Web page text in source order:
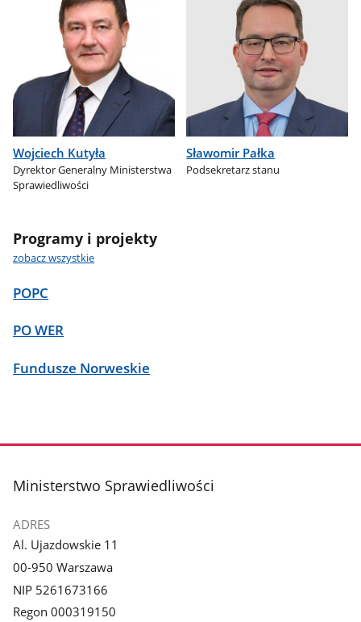
Wojciech Kutyła
Dyrektor Generalny Ministerstwa
Sprawiedliwości
Sławomir Pałka
Podsekretarz stanu
Programy i projekty
zobacz wszystkie
POPC
PO WER
Fundusze Norweskie
stopka
Ministerstwo Sprawiedliwości
ADRES
Al. Ujazdowskie 11
00-950 Warszawa
NIP 5261673166
Regon 000319150